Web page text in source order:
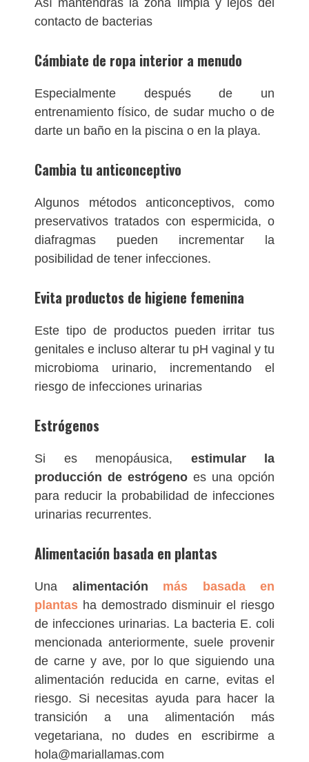
Así mantendrás la zona limpia y lejos del
contacto de bacterias
Cámbiate de ropa interior a menudo
Especialmente después de un
entrenamiento físico, de sudar mucho o de
darte un baño en la piscina o en la playa.
Cambia tu anticonceptivo
Algunos métodos anticonceptivos, como
preservativos tratados con espermicida, o
diafragmas pueden incrementar la
posibilidad de tener infecciones.
Evita productos de higiene femenina
Este tipo de productos pueden irritar tus
genitales e incluso alterar tu pH vaginal y tu
microbioma urinario, incrementando el
riesgo de infecciones urinarias
Estrógenos
Si es menopáusica, estimular la
producción de estrógeno es una opción
para reducir la probabilidad de infecciones
urinarias recurrentes.
Alimentación basada en plantas
Una alimentación más basada en
plantas ha demostrado disminuir el riesgo
de infecciones urinarias. La bacteria E. coli
mencionada anteriormente, suele provenir
de carne y ave, por lo que siguiendo una
alimentación reducida en carne, evitas el
riesgo. Si necesitas ayuda para hacer la
transición a una alimentación más
vegetariana, no dudes en escribirme a
hola@mariallamas.com